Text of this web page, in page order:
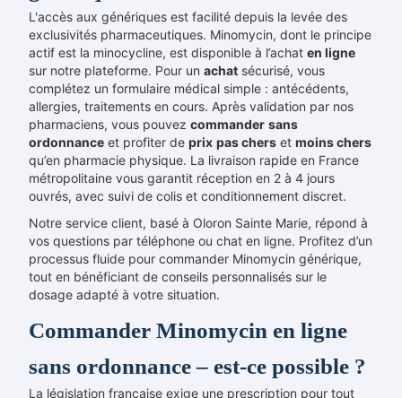
L'accès aux génériques est facilité depuis la levée des
exclusivités pharmaceutiques. Minomycin, dont le principe
actif est la minocycline, est disponible à l’achat en ligne
sur notre plateforme. Pour un achat sécurisé, vous
complétez un formulaire médical simple : antécédents,
allergies, traitements en cours. Après validation par nos
pharmaciens, vous pouvez commander sans
ordonnance et profiter de prix pas chers et moins chers
qu’en pharmacie physique. La livraison rapide en France
métropolitaine vous garantit réception en 2 à 4 jours
ouvrés, avec suivi de colis et conditionnement discret.
Notre service client, basé à Oloron Sainte Marie, répond à
vos questions par téléphone ou chat en ligne. Profitez d’un
processus fluide pour commander Minomycin générique,
tout en bénéficiant de conseils personnalisés sur le
dosage adapté à votre situation.
Commander Minomycin en ligne
sans ordonnance – est-ce possible ?
La législation française exige une prescription pour tout